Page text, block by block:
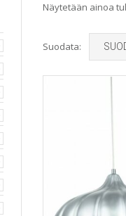
Näytetään ainoa
Suodata: